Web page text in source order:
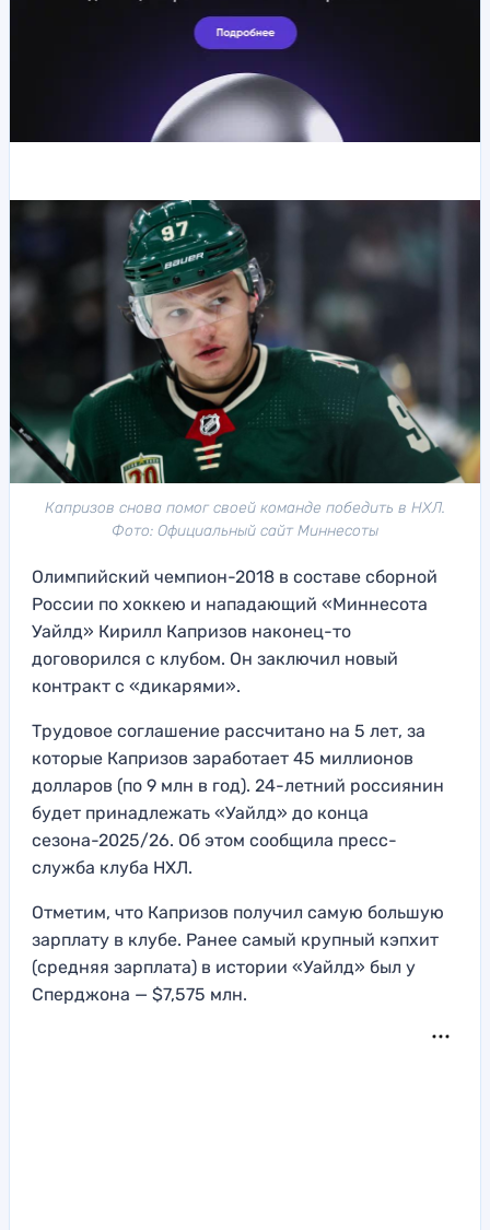
Капризов снова помог своей команде победить в НХЛ.
Фото: Официальный сайт Миннесоты
Олимпийский чемпион-2018 в составе сборной
России по хоккею и нападающий «Миннесота
Уайлд» Кирилл Капризов наконец-то
договорился с клубом. Он заключил новый
контракт с «дикарями».
Трудовое соглашение рассчитано на 5 лет, за
которые Капризов заработает 45 миллионов
долларов (по 9 млн в год). 24-летний россиянин
будет принадлежать «Уайлд» до конца
сезона-2025/26. Об этом сообщила пресс-
служба клуба НХЛ.
Отметим, что Капризов получил самую большую
зарплату в клубе. Ранее самый крупный кэпхит
(средняя зарплата) в истории «Уайлд» был у
Сперджона — $7,575 млн.